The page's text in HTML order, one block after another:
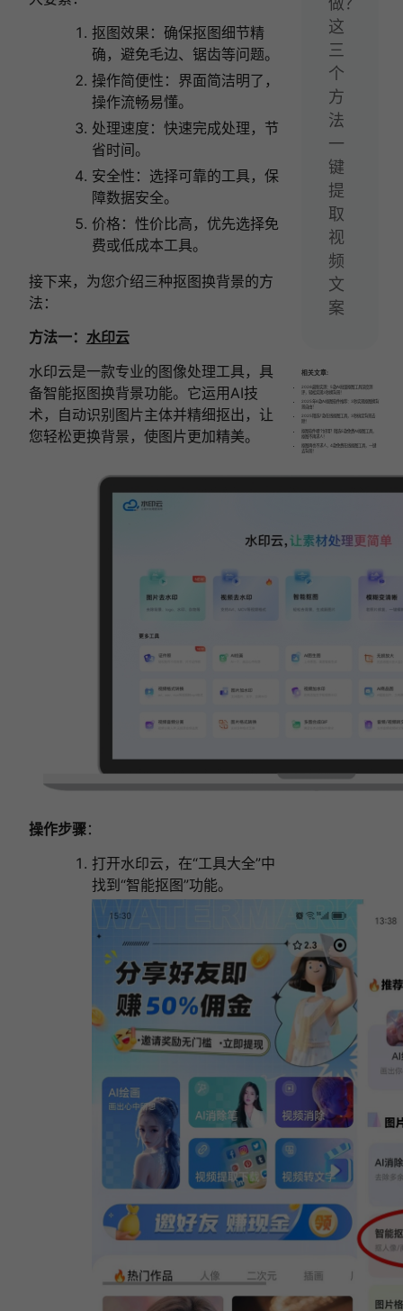
抠图效果 ：确保抠图细节精
确，避免毛边、锯齿等问题。
操作简便性 ：界面简洁明了，
操作流畅易懂。
处理速度 ：快速完成处理，节
省时间。
安全性 ：选择可靠的工具，保
障数据安全。
价格：性价比高，优先选择免
费或低成本工具。
接下来，为您介绍三种抠图换背景的方
法：
方法一： 水印云
水印云是一款专业的图像处理工具，具
备智能抠图换背景功能。它运用AI技
术，自动识别图片主体并精细抠出，让
您轻松更换背景，使图片更加精美。
操作步骤：
打开水印云，在“工具大全”中
找到“智能抠图”功能。
这
三
个
方
法
一
键
提
取
视
频
文
案
相关文章:
2026最新实测：5款AI批量抠图工具深度测
评，轻松实现3秒换背景！
2025年6款AI抠图软件推荐：3秒实现抠图换背
景自由！
2025精选7款在线抠图工具，3秒搞定背景去
除！
抠图软件哪个好用？精选5款免费AI抠图工具，
抠图不再求人！
抠图再也不求人，4款免费在线抠图工具，一键
去背景！